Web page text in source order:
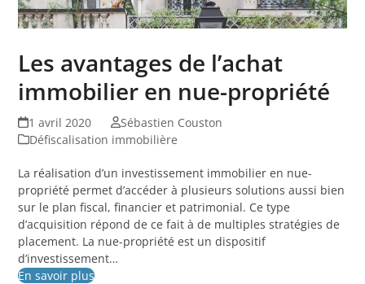
Les avantages de l’achat
immobilier en nue-propriété
1 avril 2020
Sébastien Couston
Défiscalisation immobilière
La réalisation d’un investissement immobilier en nue-
propriété permet d’accéder à plusieurs solutions aussi bien
sur le plan fiscal, financier et patrimonial. Ce type
d’acquisition répond de ce fait à de multiples stratégies de
placement. La nue-propriété est un dispositif
d’investissement…
En savoir plus